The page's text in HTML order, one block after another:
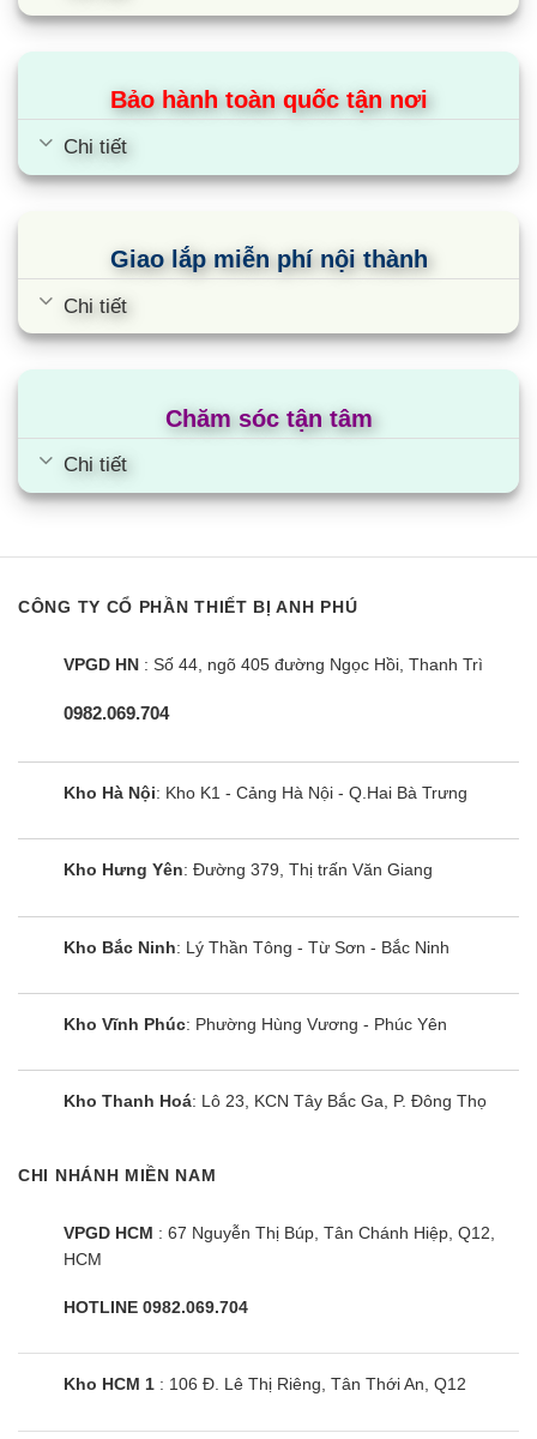
Bảo hành toàn quốc tận nơi
Chi tiết
Giao lắp miễn phí nội thành
Chi tiết
Chăm sóc tận tâm
Chi tiết
CÔNG TY CỔ PHẦN THIẾT BỊ ANH PHÚ
VPGD HN : Số 44, ngõ 405 đường Ngọc Hồi, Thanh Trì
0982.069.704
Kho Hà Nội: Kho K1 - Cảng Hà Nội - Q.Hai Bà Trưng
Kho Hưng Yên: Đường 379, Thị trấn Văn Giang
Kho Bắc Ninh: Lý Thần Tông - Từ Sơn - Bắc Ninh
Kho Vĩnh Phúc: Phường Hùng Vương - Phúc Yên
Kho Thanh Hoá: Lô 23, KCN Tây Bắc Ga, P. Đông Thọ
CHI NHÁNH MIỀN NAM
VPGD HCM : 67 Nguyễn Thị Búp, Tân Chánh Hiệp, Q12,
HCM
HOTLINE 0982.069.704
Kho HCM 1 : 106 Đ. Lê Thị Riêng, Tân Thới An, Q12